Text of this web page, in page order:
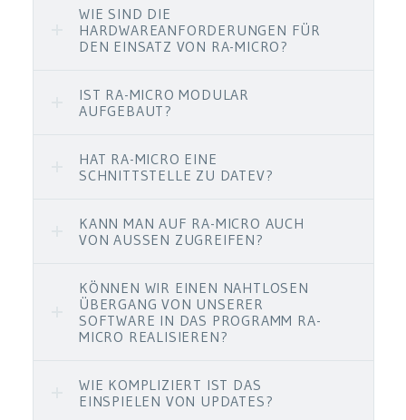
WIE SIND DIE
HARDWAREANFORDERUNGEN FÜR
DEN EINSATZ VON RA-MICRO?
IST RA-MICRO MODULAR
AUFGEBAUT?
HAT RA-MICRO EINE
SCHNITTSTELLE ZU DATEV?
KANN MAN AUF RA-MICRO AUCH
VON AUSSEN ZUGREIFEN?
KÖNNEN WIR EINEN NAHTLOSEN
ÜBERGANG VON UNSERER
SOFTWARE IN DAS PROGRAMM RA-
MICRO REALISIEREN?
WIE KOMPLIZIERT IST DAS
EINSPIELEN VON UPDATES?